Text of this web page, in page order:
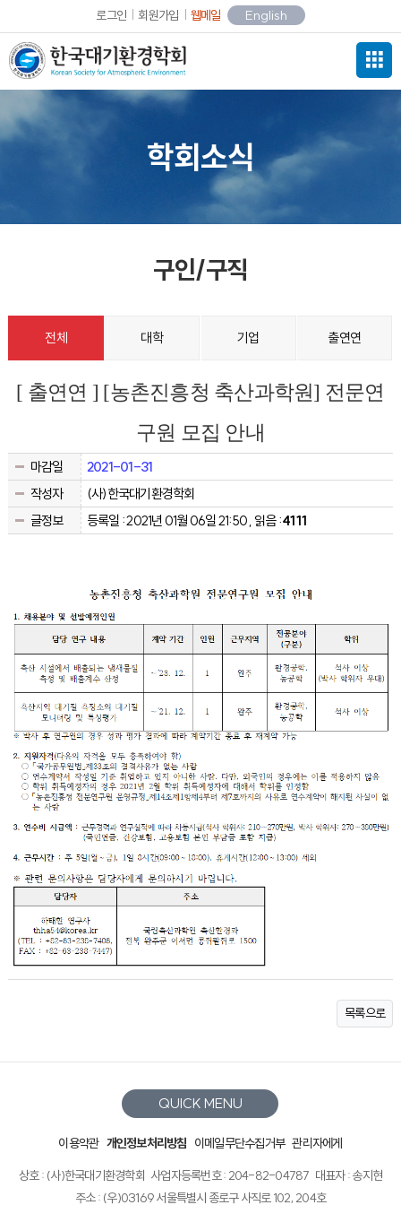
로그인 회원가입 웹메일 English
학회소식
구인/구직
전체 대학 기업 출연연
[ 출연연 ] [농촌진흥청 축산과학원] 전문연
구원 모집 안내
마감일
2021-01-31
작성자
(사)한국대기환경학회
글정보
등록일 : 2021년 01월 06일 21:50 , 읽음 :4111
목록으로
이용약관 개인정보처리방침 이메일무단수집거부 관리자에게
QUICK MENU
상호 : (사)한국대기환경학회 사업자등록번호 : 204-82-04787 대표자 : 송지현
주소 : (우)03169 서울특별시 종로구 사직로 102, 204호